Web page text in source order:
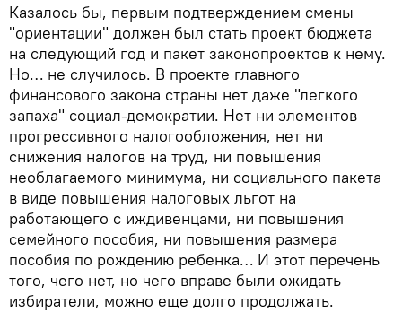
Казалось бы, первым подтверждением смены
"ориентации" должен был стать проект бюджета
на следующий год и пакет законопроектов к нему.
Но… не случилось. В проекте главного
финансового закона страны нет даже "легкого
запаха" социал-демократии. Нет ни элементов
прогрессивного налогообложения, нет ни
снижения налогов на труд, ни повышения
необлагаемого минимума, ни социального пакета
в виде повышения налоговых льгот на
работающего с иждивенцами, ни повышения
семейного пособия, ни повышения размера
пособия по рождению ребенка… И этот перечень
того, чего нет, но чего вправе были ожидать
избиратели, можно еще долго продолжать.